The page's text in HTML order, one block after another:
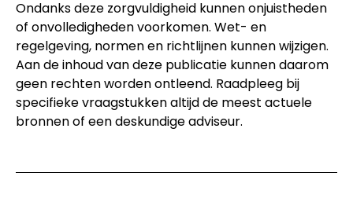
Ondanks deze zorgvuldigheid kunnen onjuistheden
of onvolledigheden voorkomen. Wet- en
regelgeving, normen en richtlijnen kunnen wijzigen.
Aan de inhoud van deze publicatie kunnen daarom
geen rechten worden ontleend. Raadpleeg bij
specifieke vraagstukken altijd de meest actuele
bronnen of een deskundige adviseur.